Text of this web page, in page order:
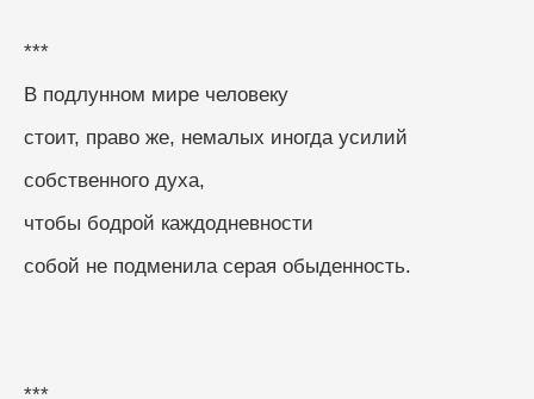
***
В подлунном мире человеку
стоит, право же, немалых иногда усилий
собственного духа,
чтобы бодрой каждодневности
собой не подменила серая обыденность.